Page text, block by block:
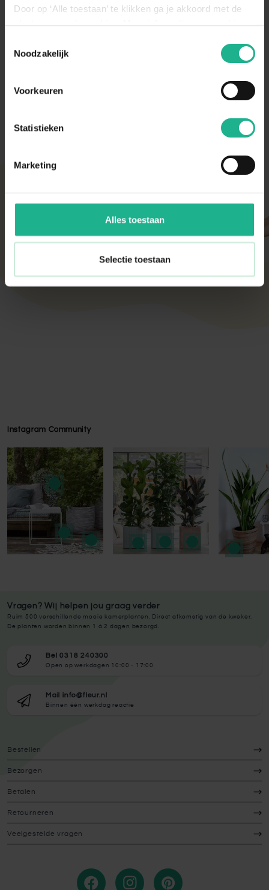
Door op ‘Alle toestaan’ te klikken ga je akkoord met de
decookieverklaring op onze website.
Noodzakelijk
Voorkeuren
Statistieken
Marketing
Alles toestaan
Selectie toestaan
schaduw is minder geschikt.
omschrijving
Geef regelmatig water na het
aanplanten en bij lange periodes
Onze kamer- en tuinplanten komen elke ochtend
Zodra de planten bij ons binnen zijn, vindt er altijd
een kwaliteitscontrole en strenge keuring plaats.
diezelfde dag nog verstuurd om de beste kwaliteit
te behouden.
Instagram Community
Press to skip carousel
Press to skip carousel
Vragen? Wij helpen jou graag verder
Ruim 500 verschillende mooie kamerplanten. Direct afkomstig van de kweker.
De planten worden binnen 1 à 2 dagen bezorgd.
Bel 0318 240300
Open op werkdagen 10:00 - 17:00
Mail info@fleur.nl
Binnen één werkdag reactie
Bestellen
Bezorgen
Betalen
Retourneren
Veelgestelde vragen